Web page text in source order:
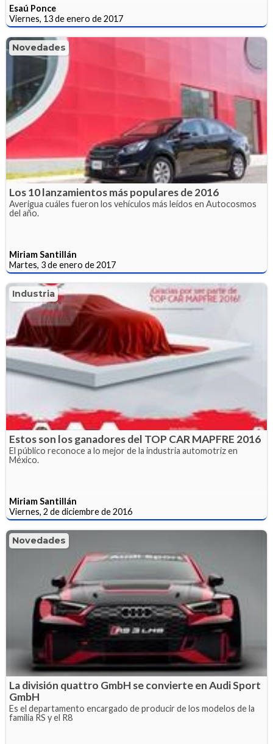
Esaú Ponce
Viernes, 13 de enero de 2017
Novedades
Los 10 lanzamientos más populares de 2016
Averigua cuáles fueron los vehículos más leídos en Autocosmos
del año.
Miriam Santillán
Martes, 3 de enero de 2017
Industria
Estos son los ganadores del TOP CAR MAPFRE 2016
El público reconoce a lo mejor de la industria automotriz en
México.
Miriam Santillán
Viernes, 2 de diciembre de 2016
Novedades
La división quattro GmbH se convierte en Audi Sport
GmbH
Es el departamento encargado de producir de los modelos de la
familia RS y el R8